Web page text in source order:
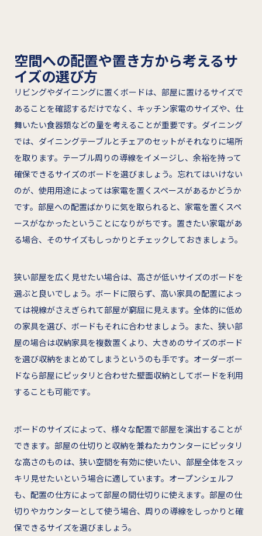
空間への配置や置き方から考えるサ
イズの選び方
リビングやダイニングに置くボードは、部屋に置けるサイズで
あることを確認するだけでなく、キッチン家電のサイズや、仕
舞いたい食器類などの量を考えることが重要です。ダイニング
では、ダイニングテーブルとチェアのセットがそれなりに場所
を取ります。テーブル周りの導線をイメージし、余裕を持って
確保できるサイズのボードを選びましょう。忘れてはいけない
のが、使用用途によっては家電を置くスペースがあるかどうか
です。部屋への配置ばかりに気を取られると、家電を置くスペ
ースがなかったということになりがちです。置きたい家電があ
る場合、そのサイズもしっかりとチェックしておきましょう。
狭い部屋を広く見せたい場合は、高さが低いサイズのボードを
選ぶと良いでしょう。ボードに限らず、高い家具の配置によっ
ては視線がさえぎられて部屋が窮屈に見えます。全体的に低め
の家具を選び、ボードもそれに合わせましょう。また、狭い部
屋の場合は収納家具を複数置くより、大きめのサイズのボード
を選び収納をまとめてしまうというのも手です。オーダーボー
ドなら部屋にピッタリと合わせた壁面収納としてボードを利用
することも可能です。
ボードのサイズによって、様々な配置で部屋を演出することが
できます。部屋の仕切りと収納を兼ねたカウンターにピッタリ
な高さのものは、狭い空間を有効に使いたい、部屋全体をスッ
キリ見せたいという場合に適しています。オープンシェルフ
も、配置の仕方によって部屋の間仕切りに使えます。部屋の仕
切りやカウンターとして使う場合、周りの導線をしっかりと確
保できるサイズを選びましょう。